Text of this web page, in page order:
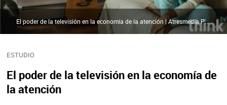
ESTUDIO
El poder de la televisión en la economía de
la atención
El poder de la televisión en la economía de la atención | Atresmedia Publicidad